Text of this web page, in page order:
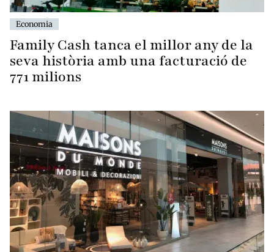
Economia
Family Cash tanca el millor any de la
seva història amb una facturació de
771 milions